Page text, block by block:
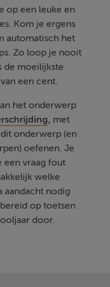
op een leuke en
Kom je ergens
automatisch het
Zo loop je nooit
de moeilijkste
een cent.
het onderwerp
, met
onderwerp (en
oefenen. Je
een vraag fout
welke
aandacht nodig
op toetsen
door.